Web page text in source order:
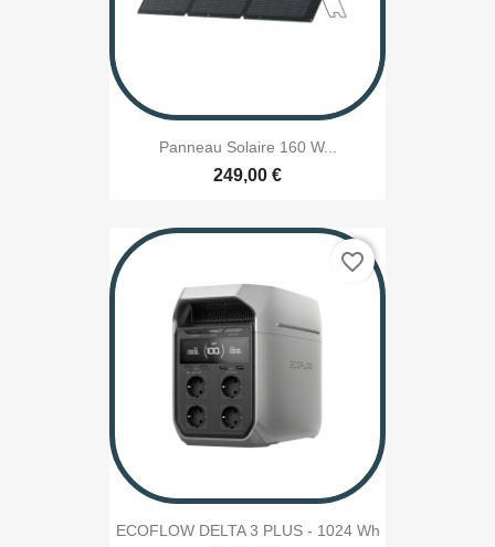
Panneau Solaire 160 W...
249,00 €
ECOFLOW DELTA 3 PLUS - 1024 Wh
favorite_border